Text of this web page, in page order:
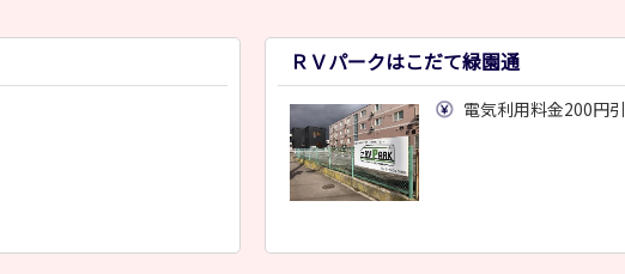
ＲＶパークはこだて緑園通
電気利用料金200円引